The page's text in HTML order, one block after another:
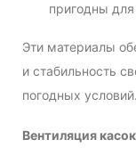
пригодны
Эти материалы
и стабильность
погодных условий.
Вентиляция касок